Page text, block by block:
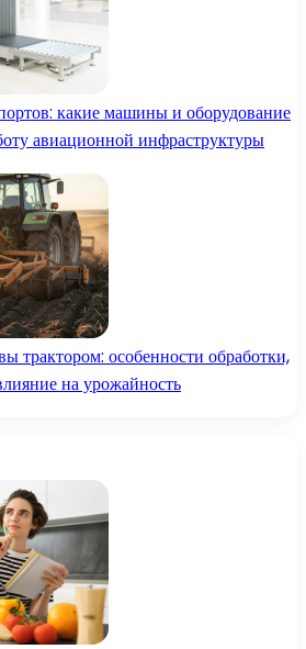
какие машины и оборудование
авиационной инфраструктуры
трактором: особенности обработки,
на урожайность